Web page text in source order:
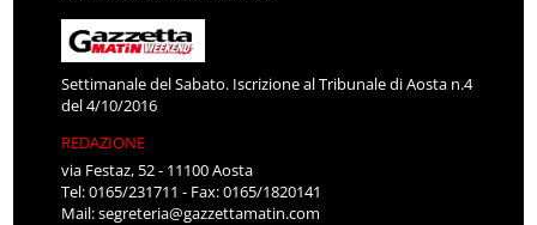
Settimanale del Sabato. Iscrizione al Tribunale di Aosta n.4
del 4/10/2016
REDAZIONE
via Festaz, 52 - 11100 Aosta
Tel: 0165/231711 - Fax: 0165/1820141
Mail:segreteria@gazzettamatin.com